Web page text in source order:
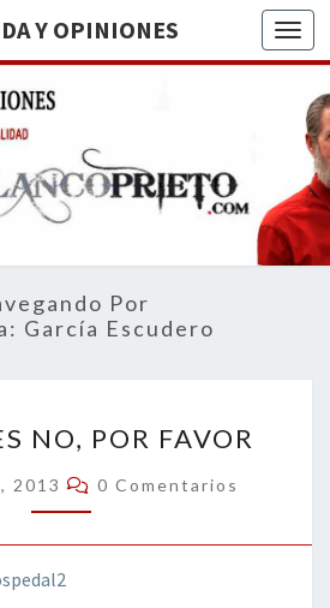
Y OPINIONES
DE
BREVE
RECORRIDO
VITAL Y
ACTUALIDAD
Por
García Escudero
NO,
POR
FAVOR
NO, POR FAVOR
2013 Comentarios
0 Comentarios